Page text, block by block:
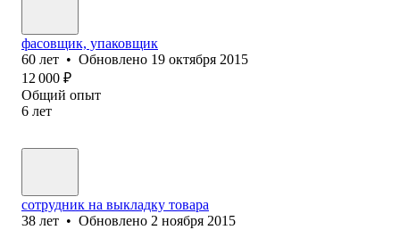
фасовщик, упаковщик
60 лет • Обновлено 19 октября 2015
12 000 ₽
Общий опыт
6 лет
сотрудник на выкладку товара
38 лет • Обновлено 2 ноября 2015